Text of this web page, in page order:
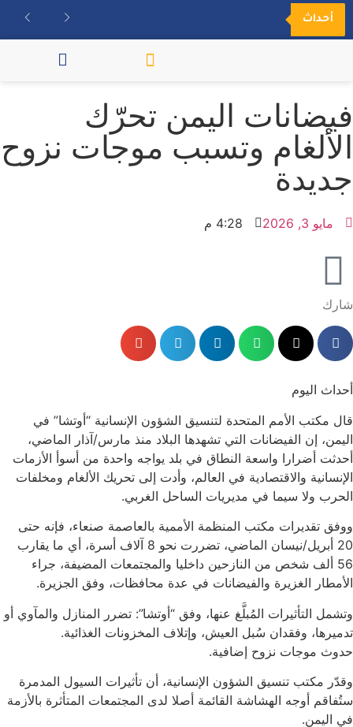
أحداث
فيضانات اليمن تحرّك
الألغام وتسبب موجات نزوح
جديدة
مايو 3, 2026 4:28 م
شارك
أحداث اليوم
قال مكتب الأمم المتحدة لتنسيق الشؤون الإنسانية “أوتشا” في
اليمن، إن الفيضانات التي تشهدها البلاد منذ مارس/آذار الماضي،
أحدثت أضرارا واسعة النطاق في بلد يواجه واحدة من أسوأ الأزمات
الإنسانية والاقتصادية في العالم، وأدت إلى تحريك الألغام ومخلفات
الحرب ولا سيما في مديريات الساحل الغربي.
ووفق تقديرات مكتب المنظمة الأممية بالعاصمة صنعاء، فإنه حتى
20 أبريل/نيسان الماضي، تضررت نحو 8 آلاف أسرة، أي ما يقارب
56 ألف شخص من النازحين داخليا والمجتمعات المضيفة، جراء
الأمطار الغزيرة والفيضانات في عدة محافظات، وفق الجزيرة.
وتشمل التأثيرات المُبلَّغ عنها، وفق “أوتشا”: تضرر المنازل والمآوي أو
تدميرها، وفقدان سُبل العيش، وإتلاف المخزونات الغذائية.
حدوث موجات نزوح إضافية.
وقدّر مكتب تنسيق الشؤون الإنسانية، أن تأثيرات السيول المدمرة
ستُفاقم أوجه الهشاشة القائمة أصلا لدى المجتمعات المتأثرة بالأزمة
في اليمن.